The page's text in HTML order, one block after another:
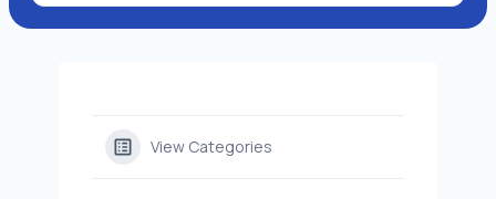
View Categories